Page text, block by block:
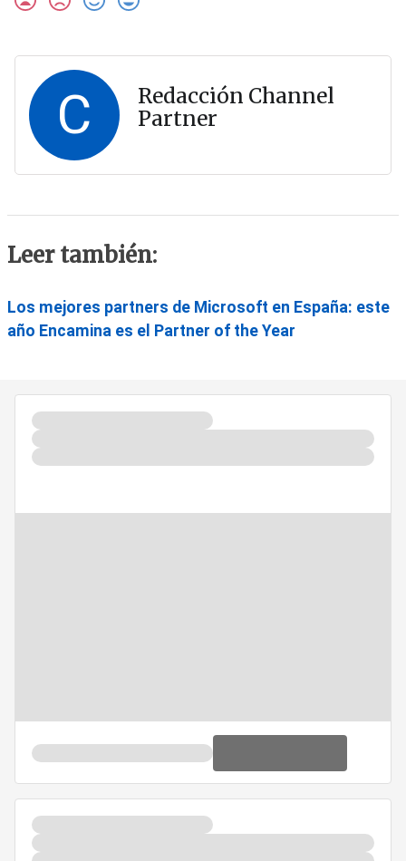
C
Redacción Channel
Partner
Leer también:
Los mejores partners de Microsoft en España: este
año Encamina es el Partner of the Year